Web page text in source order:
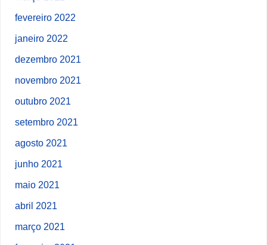
fevereiro 2022
janeiro 2022
dezembro 2021
novembro 2021
outubro 2021
setembro 2021
agosto 2021
junho 2021
maio 2021
abril 2021
março 2021